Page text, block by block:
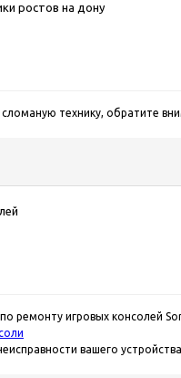
ростов на дону
технику, обратите
ремонту игровых консолей
вашего